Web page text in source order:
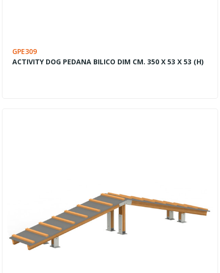
GPE309
ACTIVITY DOG PEDANA BILICO DIM CM. 350 X 53 X 53 (H)